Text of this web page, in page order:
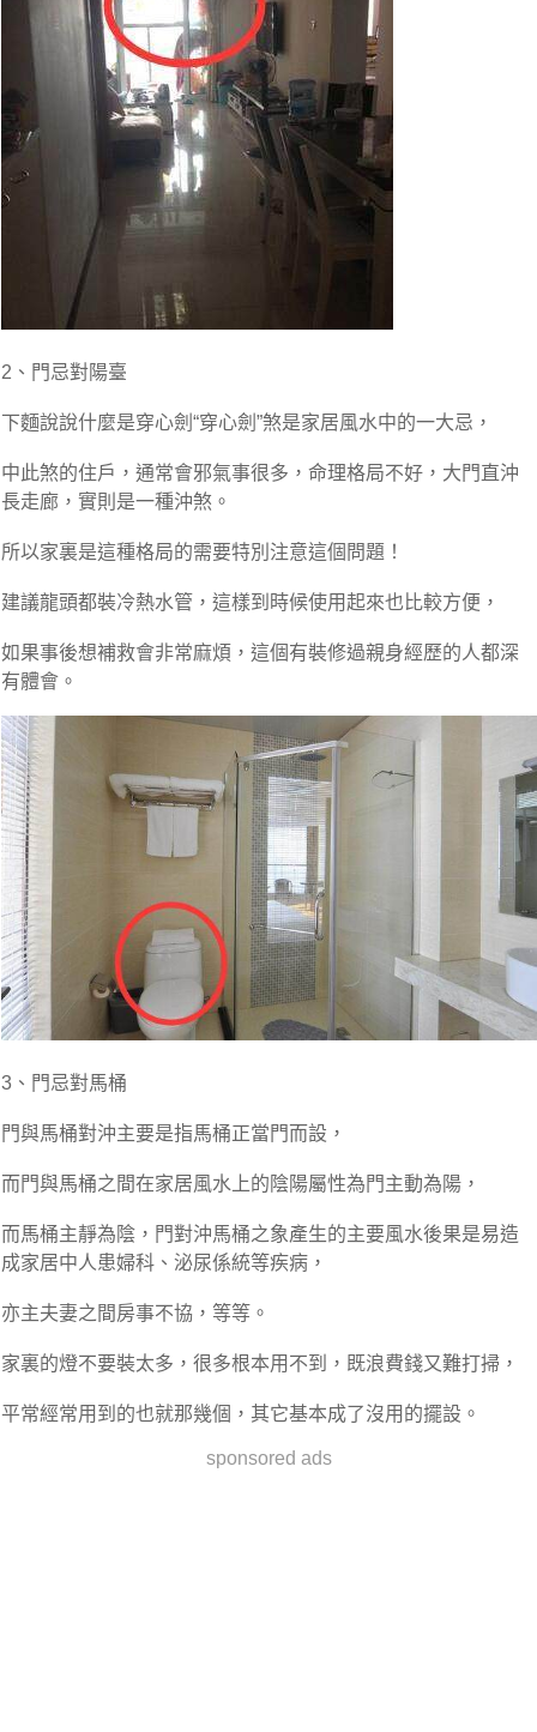
2、門忌對陽臺
下麵說說什麼是穿心劍“穿心劍”煞是家居風水中的一大忌，
中此煞的住戶，通常會邪氣事很多，命理格局不好，大門直沖
長走廊，實則是一種沖煞。
所以家裏是這種格局的需要特別注意這個問題！
建議龍頭都裝冷熱水管，這樣到時候使用起來也比較方便，
如果事後想補救會非常麻煩，這個有裝修過親身經歷的人都深
有體會。
3、門忌對馬桶
門與馬桶對沖主要是指馬桶正當門而設，
而門與馬桶之間在家居風水上的陰陽屬性為門主動為陽，
而馬桶主靜為陰，門對沖馬桶之象產生的主要風水後果是易造
成家居中人患婦科、泌尿係統等疾病，
亦主夫妻之間房事不協，等等。
家裏的燈不要裝太多，很多根本用不到，既浪費錢又難打掃，
平常經常用到的也就那幾個，其它基本成了沒用的擺設。
sponsored ads